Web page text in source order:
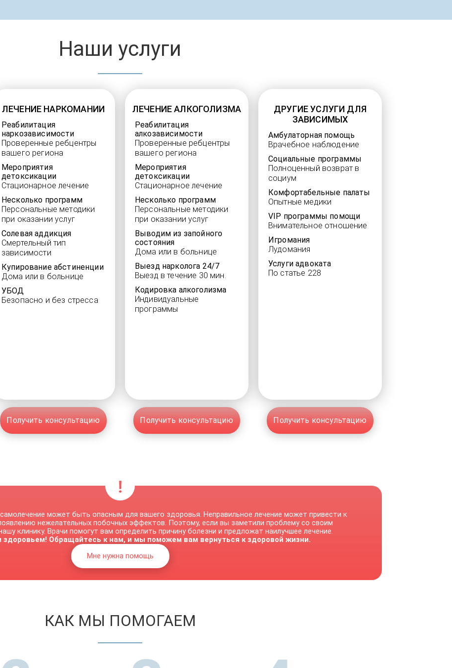
Наши услуги
ЛЕЧЕНИЕ НАРКОМАНИИ
Реабилитация
наркозависимости
Проверенные ребцентры
вашего региона
Мероприятия
детоксикации
Стационарное лечение
Несколько программ
Персональные методики
при оказании услуг
Солевая аддикция
Смертельный тип
зависимости
Купирование абстиненции
Дома или в больнице
УБОД
Безопасно и без стресса
Получить консультацию
ЛЕЧЕНИЕ АЛКОГОЛИЗМА
Реабилитация
алкозависимости
Проверенные ребцентры
вашего региона
Мероприятия
детоксикации
Стационарное лечение
Несколько программ
Персональные методики
при оказании услуг
Выводим из запойного
состояния
Дома или в больнице
Выезд нарколога 24/7
Выезд в течение 30 мин.
Кодировка алкоголизма
Индивидуальные
программы
Получить консультацию
ДРУГИЕ УСЛУГИ ДЛЯ
ЗАВИСИМЫХ
Амбулаторная помощь
Врачебное наблюдение
Социальные программы
Полноценный возврат в
социум
Комфортабельные палаты
Опытные медики
VIP программы помощи
Внимательное отношение
Игромания
Лудомания
Услуги адвоката
По статье 228
Получить консультацию
может быть опасным для вашего здоровья. Неправильное лечение может привести к
нежелательных побочных эффектов. Поэтому, если вы заметили проблему со своим
клинику. Врачи помогут вам определить причину болезни и предложат наилучшее лечение.
здоровьем! Обращайтесь к нам, и мы поможем вам вернуться к здоровой жизни.
Мне нужна помощь
КАК МЫ ПОМОГАЕМ